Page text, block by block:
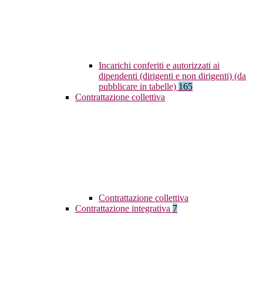
Incarichi conferiti e autorizzati ai
dipendenti (dirigenti e non dirigenti) (da
pubblicare in tabelle) 165
Contrattazione collettiva
Contrattazione collettiva
Contrattazione integrativa 7